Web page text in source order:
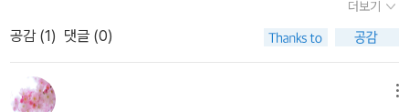
이 오고 말았어요. 링링은 나의꿈을 발표해야 한답니다. 교실 앞에선
링링에게는 어떠한 일이 생길까요? 실수 투성인 발표를 하고 온 링링
은 너무나 속상했답니다. 그리고 30년이 지났어요. 링링은 또 발표를
하게된답니다. '이렇게 큰상을 받게 도어 정말 기쁘고....' 하지만 내려
더보기
공감 (1) 댓글 (0)